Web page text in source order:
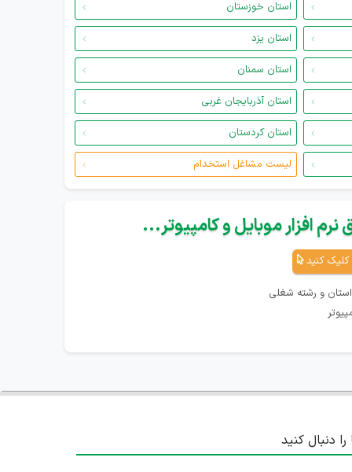
استان خوزستان
استان یزد
استان سمنان
استان آذربایجان غربی
استان کردستان
لیست مشاغل استخدام
افزار موبایل و کامپیوتر...
کلیک کنید
و رشته شغلی
را دنبال کنید